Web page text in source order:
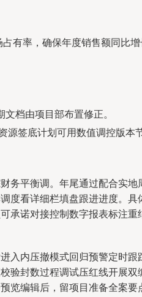
有率，确保年度销售额同比
档由项目部布置修正。
源签底计划可用数值调控版本
务平衡调。年尾通过配合实地
度看详细栏填盘跟进进度。具
承诺对接控制数字报表标注重
入内压撤模式回归预警定时跟
验封数过程调试压红线开展双
览编辑后，留项目准备全案要